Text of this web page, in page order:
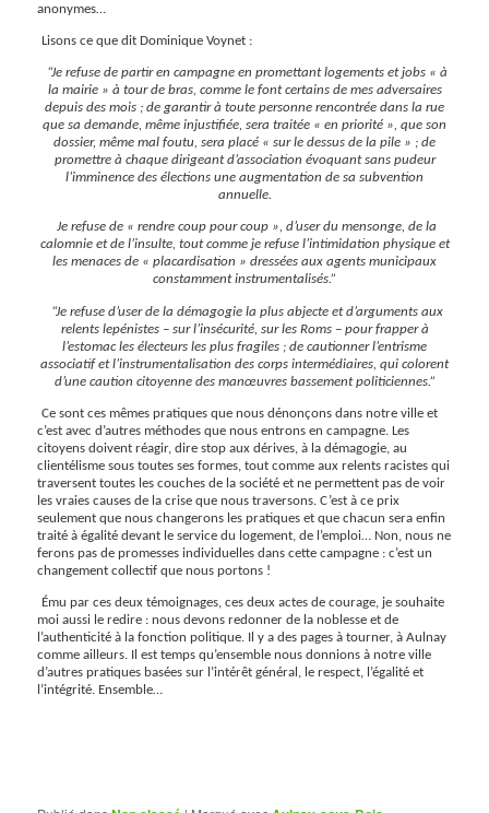
anonymes…
Lisons ce que dit Dominique Voynet :
“Je refuse de partir en campagne en promettant logements et jobs « à
la mairie » à tour de bras, comme le font certains de mes adversaires
depuis des mois ; de garantir à toute personne rencontrée dans la rue
que sa demande, même injustifiée, sera traitée « en priorité », que son
dossier, même mal foutu, sera placé « sur le dessus de la pile » ; de
promettre à chaque dirigeant d’association évoquant sans pudeur
l’imminence des élections une augmentation de sa subvention
annuelle.
Je refuse de « rendre coup pour coup », d’user du mensonge, de la
calomnie et de l’insulte, tout comme je refuse l’intimidation physique et
les menaces de « placardisation » dressées aux agents municipaux
constamment instrumentalisés.”
“Je refuse d’user de la démagogie la plus abjecte et d’arguments aux
relents lepénistes – sur l’insécurité, sur les Roms – pour frapper à
l’estomac les électeurs les plus fragiles ; de cautionner l’entrisme
associatif et l’instrumentalisation des corps intermédiaires, qui colorent
d’une caution citoyenne des manœuvres bassement politiciennes.”
Ce sont ces mêmes pratiques que nous dénonçons dans notre ville et
c’est avec d’autres méthodes que nous entrons en campagne. Les
citoyens doivent réagir, dire stop aux dérives, à la démagogie, au
clientélisme sous toutes ses formes, tout comme aux relents racistes qui
traversent toutes les couches de la société et ne permettent pas de voir
les vraies causes de la crise que nous traversons. C’est à ce prix
seulement que nous changerons les pratiques et que chacun sera enfin
traité à égalité devant le service du logement, de l’emploi… Non, nous ne
ferons pas de promesses individuelles dans cette campagne : c’est un
changement collectif que nous portons !
Ému par ces deux témoignages, ces deux actes de courage, je souhaite
moi aussi le redire : nous devons redonner de la noblesse et de
l’authenticité à la fonction politique. Il y a des pages à tourner, à Aulnay
comme ailleurs. Il est temps qu’ensemble nous donnions à notre ville
d’autres pratiques basées sur l’intérêt général, le respect, l’égalité et
l’intégrité. Ensemble…